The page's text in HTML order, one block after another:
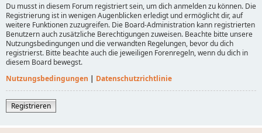
Du musst in diesem Forum registriert sein, um dich anmelden zu können. Die
Registrierung ist in wenigen Augenblicken erledigt und ermöglicht dir, auf
weitere Funktionen zuzugreifen. Die Board-Administration kann registrierten
Benutzern auch zusätzliche Berechtigungen zuweisen. Beachte bitte unsere
Nutzungsbedingungen und die verwandten Regelungen, bevor du dich
registrierst. Bitte beachte auch die jeweiligen Forenregeln, wenn du dich in
diesem Board bewegst.
Nutzungsbedingungen | Datenschutzrichtlinie
Registrieren